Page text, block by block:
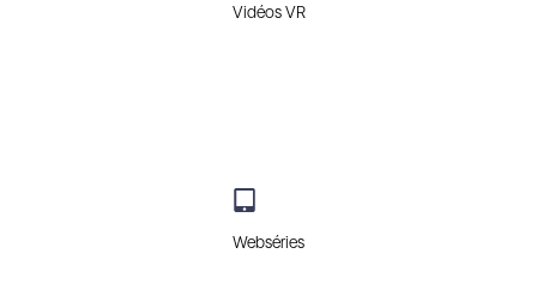
Vidéos VR
Webséries